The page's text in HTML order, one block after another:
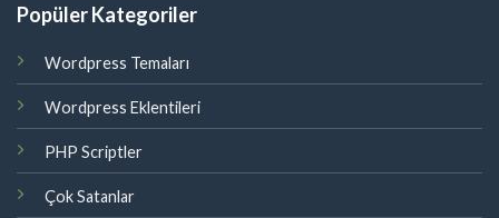
Popüler Kategoriler
Wordpress Temaları
Wordpress Eklentileri
PHP Scriptler
Çok Satanlar